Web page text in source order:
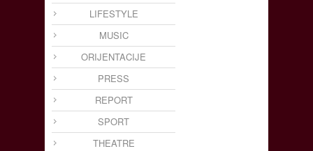
LIFESTYLE
MUSIC
ORIJENTACIJE
PRESS
REPORT
SPORT
THEATRE